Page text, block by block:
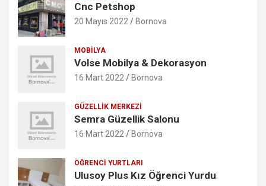
Cnc Petshop
20 Mayıs 2022 Bornova
MOBILYA
Volse Mobilya & Dekorasyon
16 Mart 2022 Bornova
GÜZELLIK MERKEZI
Semra Güzellik Salonu
16 Mart 2022 Bornova
ÖĞRENCI YURTLARI
Ulusoy Plus Kız Öğrenci Yurdu